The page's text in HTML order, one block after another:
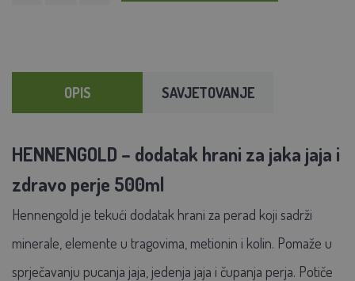
OPIS SAVJETOVANJE
HENNENGOLD – dodatak hrani za jaka jaja i
zdravo perje 500ml
Hennengold je tekući dodatak hrani za perad koji sadrži
minerale, elemente u tragovima, metionin i kolin. Pomaže u
sprječavanju pucanja jaja, jedenja jaja i čupanja perja. Potiče